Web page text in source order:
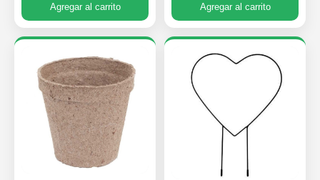
Agregar al carrito Agregar al carrito